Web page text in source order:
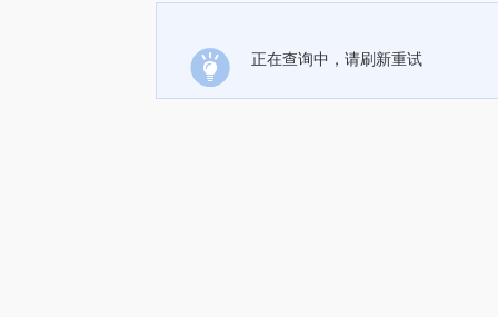
正在查询中，请刷新重试